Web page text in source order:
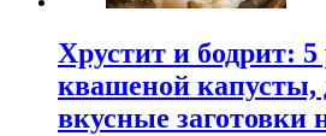
Хрустит и бодрит: 5
квашеной капусты,
вкусные заготовки